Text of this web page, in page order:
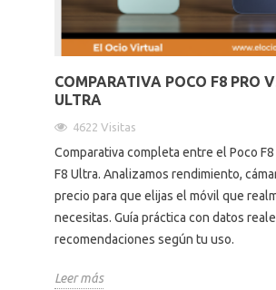
COMPARATIVA POCO F8 PRO
ULTRA
4622 Visitas
Comparativa completa entre el Poco F8
F8 Ultra. Analizamos rendimiento,
precio para que elijas el móvil que
necesitas. Guía práctica con datos
recomendaciones según tu uso.
Leer más